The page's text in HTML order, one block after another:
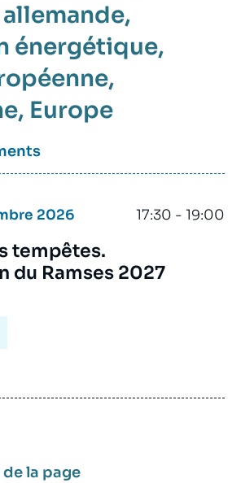
énergétique
Europe
2026 17:30 - 19:00
tempêtes.
du Ramses 2027
la page